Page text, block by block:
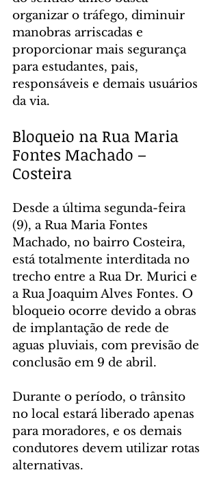
organizar o tráfego, diminuir
manobras arriscadas e
proporcionar mais segurança
para estudantes, pais,
responsáveis e demais usuários
da via.
Bloqueio na Rua Maria
Fontes Machado –
Costeira
Desde a última segunda-feira
(9), a Rua Maria Fontes
Machado, no bairro Costeira,
está totalmente interditada no
trecho entre a Rua Dr. Murici e
a Rua Joaquim Alves Fontes. O
bloqueio ocorre devido a obras
de implantação de rede de
aguas pluviais, com previsão de
conclusão em 9 de abril.
Durante o período, o trânsito
no local estará liberado apenas
para moradores, e os demais
condutores devem utilizar rotas
alternativas.